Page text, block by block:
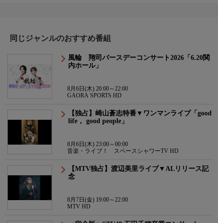
同じジャンルのおすすめ番組
風輪 翔司バースデーコンサート2026「6.20関
内ホール」
8月6日(木) 20:00～22:00
GAORA SPORTS HD
【独占】崎山蒼志特番▼ワンマンライブ「good
life， good people」
8月6日(木) 23:00～00:00
音楽・ライブ！ スペースシャワーTV HD
【MTV独占】渡辺美里ライブ▼ALリリース記
念
8月7日(金) 19:00～22:00
MTV HD